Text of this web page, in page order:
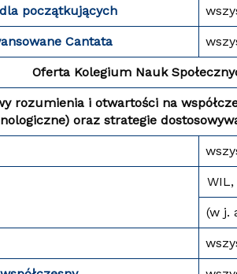
początkujących
Cantata
Oferta Kolegium Nauk
rozumienia i otwartości na
oraz strategie
WIL,
(w j.